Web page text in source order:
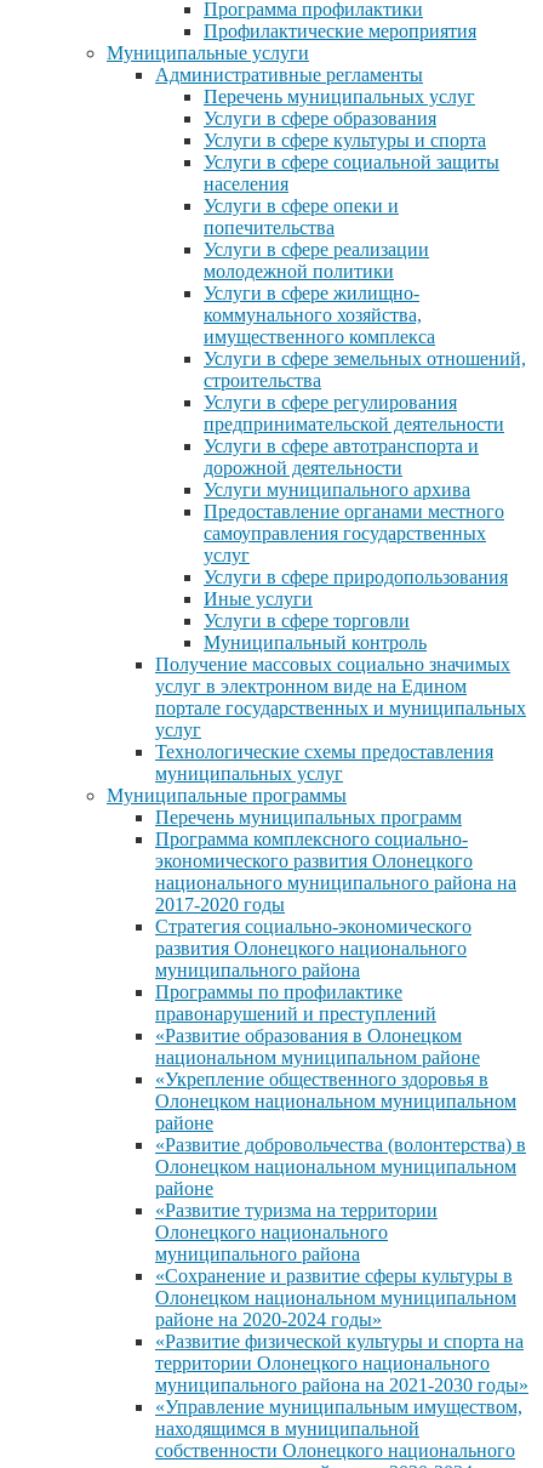
Программа профилактики
Профилактические мероприятия
Муниципальные услуги
Административные регламенты
Перечень муниципальных услуг
Услуги в сфере образования
Услуги в сфере культуры и спорта
Услуги в сфере социальной защиты
населения
Услуги в сфере опеки и
попечительства
Услуги в сфере реализации
молодежной политики
Услуги в сфере жилищно-
коммунального хозяйства,
имущественного комплекса
Услуги в сфере земельных отношений,
строительства
Услуги в сфере регулирования
предпринимательской деятельности
Услуги в сфере автотранспорта и
дорожной деятельности
Услуги муниципального архива
Предоставление органами местного
самоуправления государственных
услуг
Услуги в сфере природопользования
Иные услуги
Услуги в сфере торговли
Муниципальный контроль
Получение массовых социально значимых
услуг в электронном виде на Едином
портале государственных и муниципальных
услуг
Технологические схемы предоставления
муниципальных услуг
Муниципальные программы
Перечень муниципальных программ
Программа комплексного социально-
экономического развития Олонецкого
национального муниципального района на
2017-2020 годы
Стратегия социально-экономического
развития Олонецкого национального
муниципального района
Программы по профилактике
правонарушений и преступлений
«Развитие образования в Олонецком
национальном муниципальном районе
«Укрепление общественного здоровья в
Олонецком национальном муниципальном
районе
«Развитие добровольчества (волонтерства) в
Олонецком национальном муниципальном
районе
«Развитие туризма на территории
Олонецкого национального
муниципального района
«Сохранение и развитие сферы культуры в
Олонецком национальном муниципальном
районе на 2020-2024 годы»
«Развитие физической культуры и спорта на
территории Олонецкого национального
муниципального района на 2021-2030 годы»
«Управление муниципальным имуществом,
находящимся в муниципальной
собственности Олонецкого национального